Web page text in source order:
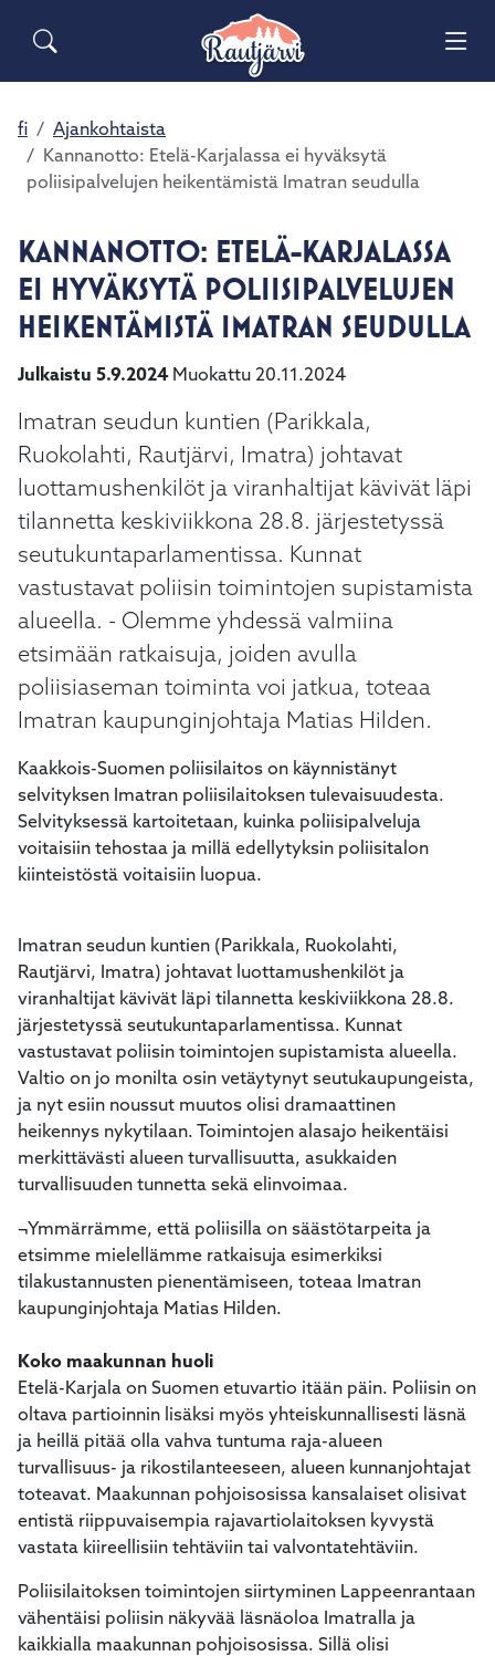
Siirry pääsisältöön Siirry päävalikkoon
Sähköiset lomakkeet
Haku
Asuminen ja ympäristö
Opetus ja kasvatus
Hyvinvointi ja terveys
Kulttuuri ja vapaa-aika
Kunta ja päätöksenteko
Elinvoima ja työ
fi
Ajankohtaista
Kannanotto: Etelä-Karjalassa ei hyväksytä
poliisipalvelujen heikentämistä Imatran seudulla
KANNANOTTO: ETELÄ-KARJALASSA
EI HYVÄKSYTÄ POLIISIPALVELUJEN
HEIKENTÄMISTÄ IMATRAN SEUDULLA
Julkaistu 5.9.2024 Muokattu 20.11.2024
Imatran seudun kuntien (Parikkala,
Ruokolahti, Rautjärvi, Imatra) johtavat
luottamushenkilöt ja viranhaltijat kävivät läpi
tilannetta keskiviikkona 28.8. järjestetyssä
seutukuntaparlamentissa. Kunnat
vastustavat poliisin toimintojen supistamista
alueella. - Olemme yhdessä valmiina
etsimään ratkaisuja, joiden avulla
poliisiaseman toiminta voi jatkua, toteaa
Imatran kaupunginjohtaja Matias Hilden.
Kaakkois-Suomen poliisilaitos on käynnistänyt
selvityksen Imatran poliisilaitoksen tulevaisuudesta.
Selvityksessä kartoitetaan, kuinka poliisipalveluja
voitaisiin tehostaa ja millä edellytyksin poliisitalon
kiinteistöstä voitaisiin luopua.
Imatran seudun kuntien (Parikkala, Ruokolahti,
Rautjärvi, Imatra) johtavat luottamushenkilöt ja
viranhaltijat kävivät läpi tilannetta keskiviikkona 28.8.
järjestetyssä seutukuntaparlamentissa. Kunnat
vastustavat poliisin toimintojen supistamista alueella.
Valtio on jo monilta osin vetäytynyt seutukaupungeista,
ja nyt esiin noussut muutos olisi dramaattinen
heikennys nykytilaan. Toimintojen alasajo heikentäisi
merkittävästi alueen turvallisuutta, asukkaiden
turvallisuuden tunnetta sekä elinvoimaa.
¬Ymmärrämme, että poliisilla on säästötarpeita ja
etsimme mielellämme ratkaisuja esimerkiksi
tilakustannusten pienentämiseen, toteaa Imatran
kaupunginjohtaja Matias Hilden.
Koko maakunnan huoli
Etelä-Karjala on Suomen etuvartio itään päin. Poliisin on
oltava partioinnin lisäksi myös yhteiskunnallisesti läsnä
ja heillä pitää olla vahva tuntuma raja-alueen
turvallisuus- ja rikostilanteeseen, alueen kunnanjohtajat
toteavat. Maakunnan pohjoisosissa kansalaiset olisivat
entistä riippuvaisempia rajavartiolaitoksen kyvystä
vastata kiireellisiin tehtäviin tai valvontatehtäviin.
Poliisilaitoksen toimintojen siirtyminen Lappeenrantaan
vähentäisi poliisin näkyvää läsnäoloa Imatralla ja
kaikkialla maakunnan pohjoisosissa. Sillä olisi